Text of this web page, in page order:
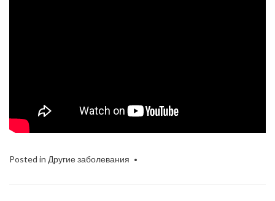
Posted in Другие заболевания